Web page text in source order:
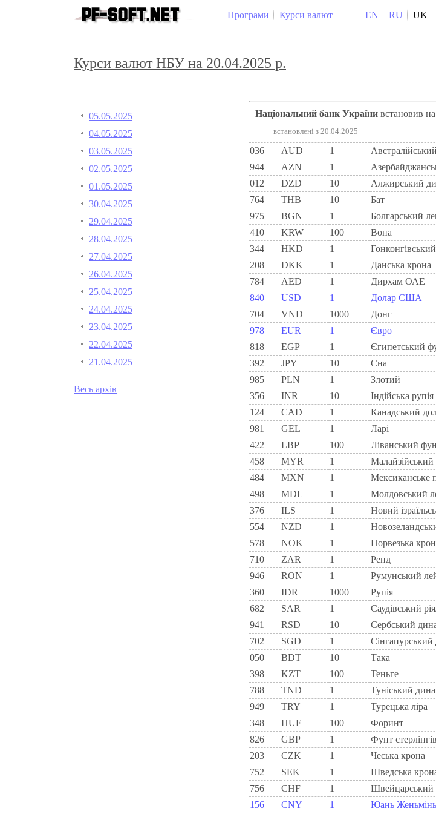
Програми Курси валют EN RU UK
Курси валют НБУ на 20.04.2025 р.
05.05.2025
04.05.2025
03.05.2025
02.05.2025
01.05.2025
30.04.2025
29.04.2025
28.04.2025
27.04.2025
26.04.2025
25.04.2025
24.04.2025
23.04.2025
22.04.2025
21.04.2025
Весь архів
Національний банк України встановив на
встановлені з 20.04.2025
036 AUD 1
944
AZN 1
012
DZD 10 Алжирський
764
THB 10 Бат
975
BGN 1 Болгарський
410
KRW 100 Вона
344
HKD 1
208
DKK 1 Данська крона
784
AED 1 Дирхам ОАЕ
840
USD 1 Долар США
704
VND 1000 Донг
978
EUR 1 Євро
818
EGP 1 Єгипетський
392
JPY 10 Єна
985
PLN 1 Злотий
356
INR 10 Індійська рупія
124
CAD 1 Канадський
981
GEL 1 Ларi
422
LBP 100 Ліванський
458
MYR 1 Малайзійський
484
MXN 1 Мексиканське
498
MDL 1 Молдовський
376
ILS 1 Новий
554
NZD 1
578
NOK 1 Норвезька
710
ZAR 1 Ренд
946
RON 1 Румунський
360
IDR 1000 Рупія
682
SAR 1 Саудівський
941
RSD 10 Сербський
702
SGD 1 Сінгапурський
050
BDT 10 Така
398
KZT 100 Теньге
788
TND 1 Туніський
949
TRY 1 Турецька ліра
348
HUF 100 Форинт
826
GBP 1 Фунт стерлінгів
203
CZK 1 Чеська крона
752
SEK 1 Шведська
756
CHF 1 Швейцарський
156
CNY 1 Юань